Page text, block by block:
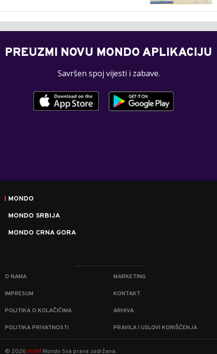
PREUZMI NOVU MONDO APLIKACIJU
Savršen spoj vijesti i zabave.
MONDO
MONDO SRBIJA
MONDO CRNA GORA
O NAMA MARKETING
IMPRESUM KONTAKT
POLITIKA O KOLAČIĆIMA ARHIVA
POLITIKA PRIVATNOSTI PRAVILA I USLOVI KORIŠĆENJA
© 2026 m:tel Mondo Sva prava zadržana.